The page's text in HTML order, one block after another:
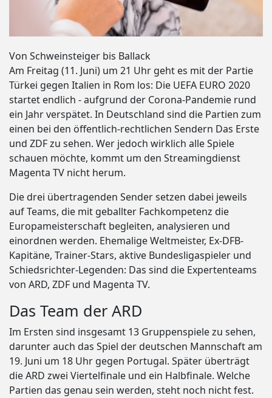
Von Schweinsteiger bis Ballack
Am Freitag (11. Juni) um 21 Uhr geht es mit der Partie
Türkei gegen Italien in Rom los: Die UEFA EURO 2020
startet endlich - aufgrund der Corona-Pandemie rund
ein Jahr verspätet. In Deutschland sind die Partien zum
einen bei den öffentlich-rechtlichen Sendern Das Erste
und ZDF zu sehen. Wer jedoch wirklich alle Spiele
schauen möchte, kommt um den Streamingdienst
Magenta TV nicht herum.
Die drei übertragenden Sender setzen dabei jeweils
auf Teams, die mit geballter Fachkompetenz die
Europameisterschaft begleiten, analysieren und
einordnen werden. Ehemalige Weltmeister, Ex-DFB-
Kapitäne, Trainer-Stars, aktive Bundesligaspieler und
Schiedsrichter-Legenden: Das sind die Expertenteams
von ARD, ZDF und Magenta TV.
Das Team der ARD
Im Ersten sind insgesamt 13 Gruppenspiele zu sehen,
darunter auch das Spiel der deutschen Mannschaft am
19. Juni um 18 Uhr gegen Portugal. Später überträgt
die ARD zwei Viertelfinale und ein Halbfinale. Welche
Partien das genau sein werden, steht noch nicht fest.